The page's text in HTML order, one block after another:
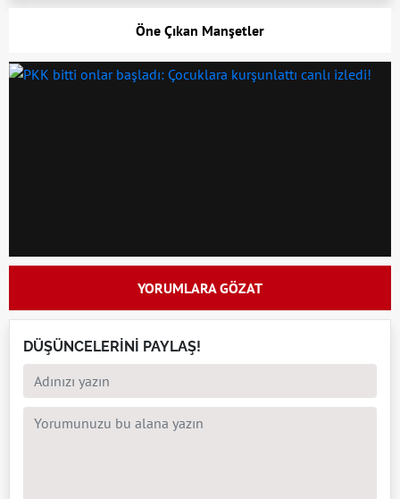
Öne Çıkan Manşetler
YORUMLARA GÖZAT
DÜŞÜNCELERİNİ PAYLAŞ!